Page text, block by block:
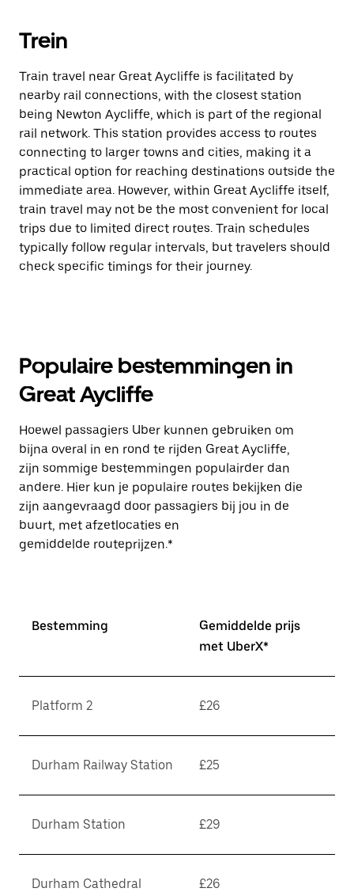
Trein
Train travel near Great Aycliffe is facilitated by
nearby rail connections, with the closest station
being Newton Aycliffe, which is part of the regional
rail network. This station provides access to routes
connecting to larger towns and cities, making it a
practical option for reaching destinations outside the
immediate area. However, within Great Aycliffe itself,
train travel may not be the most convenient for local
trips due to limited direct routes. Train schedules
typically follow regular intervals, but travelers should
check specific timings for their journey.
Populaire bestemmingen in
Great Aycliffe
Hoewel passagiers Uber kunnen gebruiken om
bijna overal in en rond te rijden Great Aycliffe,
zijn sommige bestemmingen populairder dan
andere. Hier kun je populaire routes bekijken die
zijn aangevraagd door passagiers bij jou in de
buurt, met afzetlocaties en
gemiddelde routeprijzen.*
Bestemming
Gemiddelde prijs
met UberX*
Platform 2 £26
Durham Railway Station £25
Durham Station £29
Durham Cathedral £26